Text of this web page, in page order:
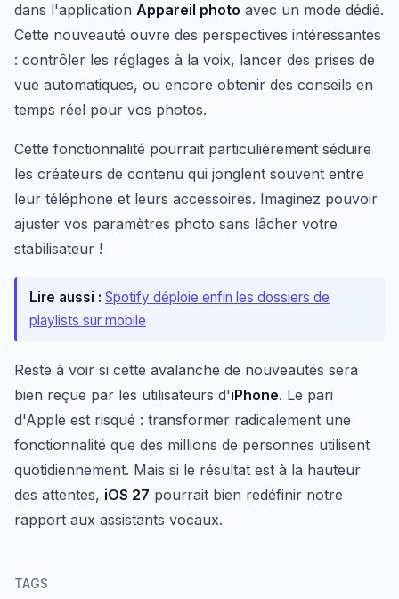
dans l'application Appareil photo avec un mode dédié.
Cette nouveauté ouvre des perspectives intéressantes
: contrôler les réglages à la voix, lancer des prises de
vue automatiques, ou encore obtenir des conseils en
temps réel pour vos photos.
Cette fonctionnalité pourrait particulièrement séduire
les créateurs de contenu qui jonglent souvent entre
leur téléphone et leurs accessoires. Imaginez pouvoir
ajuster vos paramètres photo sans lâcher votre
stabilisateur !
Lire aussi : Spotify déploie enfin les dossiers de
playlists sur mobile
Reste à voir si cette avalanche de nouveautés sera
bien reçue par les utilisateurs d'iPhone. Le pari
d'Apple est risqué : transformer radicalement une
fonctionnalité que des millions de personnes utilisent
quotidiennement. Mais si le résultat est à la hauteur
des attentes, iOS 27 pourrait bien redéfinir notre
rapport aux assistants vocaux.
TAGS